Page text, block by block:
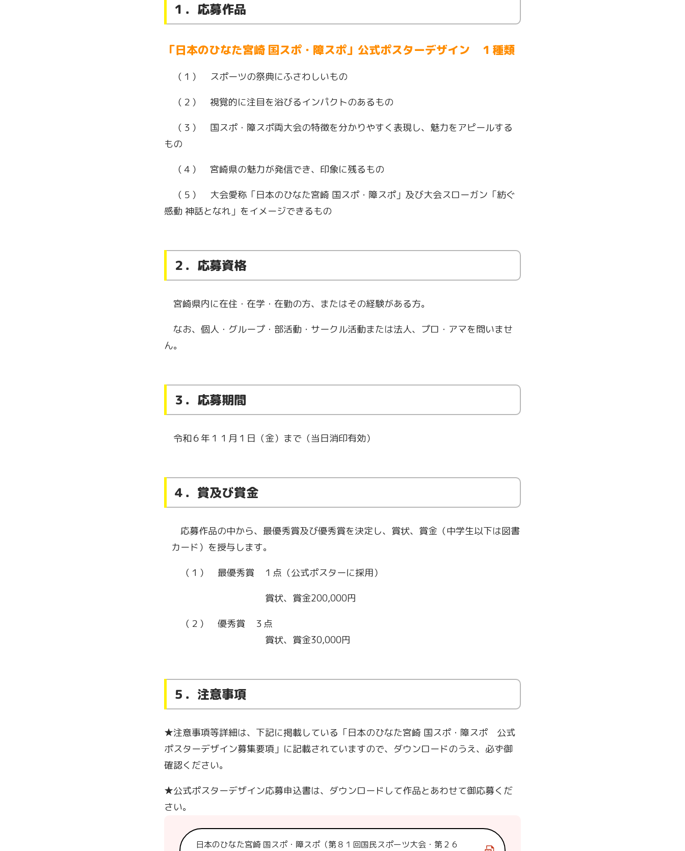
１．応募作品
「日本のひなた宮崎 国スポ・障スポ」公式ポスターデザイン １種類
（１） スポーツの祭典にふさわしいもの
（２） 視覚的に注目を浴びるインパクトのあるもの
（３） 国スポ・障スポ両大会の特徴を分かりやすく表現し、魅力をアピールする
もの
（４） 宮崎県の魅力が発信でき、印象に残るもの
（５） 大会愛称「日本のひなた宮崎 国スポ・障スポ」及び大会スローガン「紡ぐ
感動 神話となれ」をイメージできるもの
２．応募資格
宮崎県内に在住・在学・在勤の方、またはその経験がある方。
なお、個人・グループ・部活動・サークル活動または法人、プロ・アマを問いませ
ん。
３．応募期間
令和６年１１月１日（金）まで（当日消印有効）
４．賞及び賞金
応募作品の中から、最優秀賞及び優秀賞を決定し、賞状、賞金（中学生以下は図書
カード）を授与します。
（１） 最優秀賞 １点（公式ポスターに採用）
賞状、賞金200,000円
（２） 優秀賞 ３点
賞状、賞金30,000円
５．注意事項
★注意事項等詳細は、下記に掲載している「日本のひなた宮崎 国スポ・障スポ 公式
ポスターデザイン募集要項」に記載されていますので、ダウンロードのうえ、必ず御
確認ください。
★公式ポスターデザイン応募申込書は、ダウンロードして作品とあわせて御応募くだ
さい。
日本のひなた宮崎 国スポ・障スポ（第８１回国民スポーツ大会・第２６